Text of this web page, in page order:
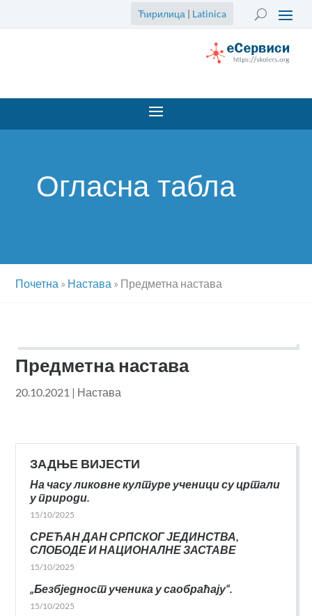
Ћирилица | Latinica
Огласна табла
Почетна » Настава » Предметна настава
Предметна настава
20.10.2021 | Настава
ЗАДЊЕ ВИЈЕСТИ
На часу ликовне културе ученици су цртали
у природи.
15/10/2025
СРЕЋАН ДАН СРПСКОГ ЈЕДИНСТВА,
СЛОБОДЕ И НАЦИОНАЛНЕ ЗАСТАВЕ
15/10/2025
„Безбједност ученика у саобраћају“.
15/10/2025